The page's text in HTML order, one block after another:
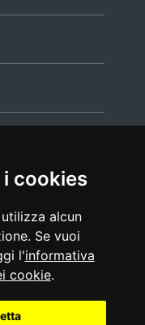
cookies
alcun
Se vuoi
l'informativa
cookie.
feedback